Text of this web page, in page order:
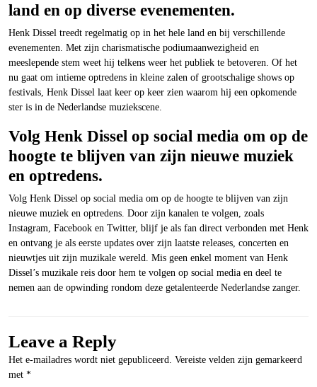
land en op diverse evenementen.
Henk Dissel treedt regelmatig op in het hele land en bij verschillende
evenementen. Met zijn charismatische podiumaanwezigheid en
meeslepende stem weet hij telkens weer het publiek te betoveren. Of het
nu gaat om intieme optredens in kleine zalen of grootschalige shows op
festivals, Henk Dissel laat keer op keer zien waarom hij een opkomende
ster is in de Nederlandse muziekscene.
Volg Henk Dissel op social media om op de
hoogte te blijven van zijn nieuwe muziek
en optredens.
Volg Henk Dissel op social media om op de hoogte te blijven van zijn
nieuwe muziek en optredens. Door zijn kanalen te volgen, zoals
Instagram, Facebook en Twitter, blijf je als fan direct verbonden met Henk
en ontvang je als eerste updates over zijn laatste releases, concerten en
nieuwtjes uit zijn muzikale wereld. Mis geen enkel moment van Henk
Dissel’s muzikale reis door hem te volgen op social media en deel te
nemen aan de opwinding rondom deze getalenteerde Nederlandse zanger.
Leave a Reply
Het e-mailadres wordt niet gepubliceerd. Vereiste velden zijn gemarkeerd
met *